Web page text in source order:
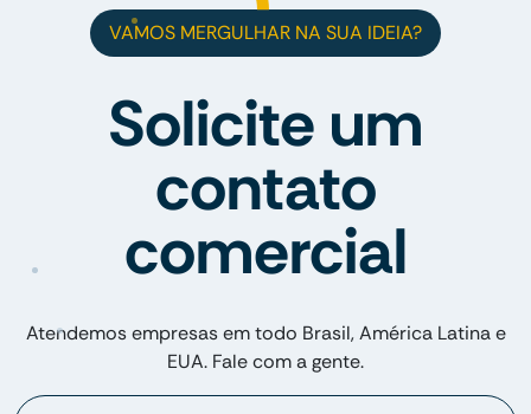
VAMOS MERGULHAR NA SUA IDEIA?
Solicite um
contato
comercial
Atendemos empresas em todo Brasil, América Latina e
EUA. Fale com a gente.